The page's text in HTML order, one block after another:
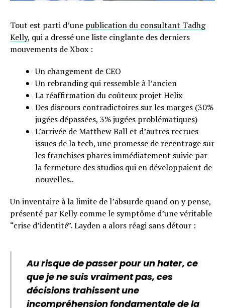
Tout est parti d’une publication du consultant Tadhg
Kelly, qui a dressé une liste cinglante des derniers
mouvements de Xbox :
Un changement de CEO
Un rebranding qui ressemble à l’ancien
La réaffirmation du coûteux projet Helix
Des discours contradictoires sur les marges (30%
jugées dépassées, 3% jugées problématiques)
L’arrivée de Matthew Ball et d’autres recrues
issues de la tech, une promesse de recentrage sur
les franchises phares immédiatement suivie par
la fermeture des studios qui en développaient de
nouvelles..
Un inventaire à la limite de l’absurde quand on y pense,
présenté par Kelly comme le symptôme d’une véritable
“crise d’identité”. Layden a alors réagi sans détour :
Au risque de passer pour un hater, ce
que je ne suis vraiment pas, ces
décisions trahissent une
incompréhension fondamentale de la